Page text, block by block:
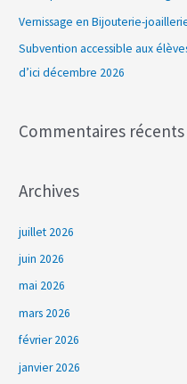
e
r
Vernissage en Bijouterie-
Subvention accessible aux
d’ici décembre 2026
Commentaires récents
Archives
juillet 2026
juin 2026
mai 2026
mars 2026
février 2026
janvier 2026